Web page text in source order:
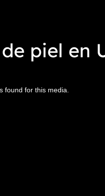
piel en
found for this media.